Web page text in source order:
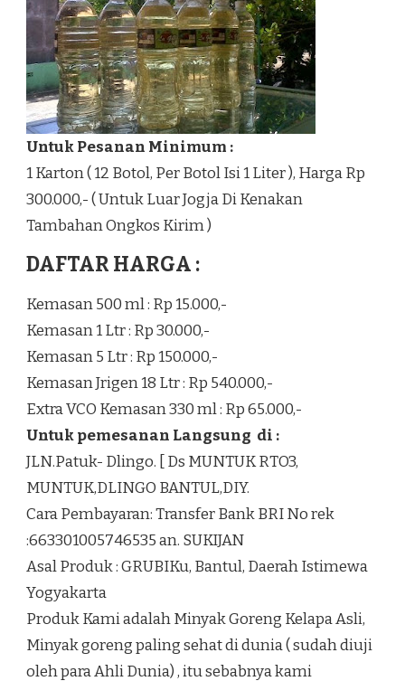
Untuk Pesanan Minimum :
1 Karton ( 12 Botol, Per Botol Isi 1 Liter ), Harga Rp
300.000,- ( Untuk Luar Jogja Di Kenakan
Tambahan Ongkos Kirim )
DAFTAR HARGA :
Kemasan 500 ml : Rp 15.000,-
Kemasan 1 Ltr : Rp 30.000,-
Kemasan 5 Ltr : Rp 150.000,-
Kemasan Jrigen 18 Ltr : Rp 540.000,-
Extra VCO Kemasan 330 ml : Rp 65.000,-
Untuk pemesanan Langsung di :
JLN.Patuk- Dlingo. [ Ds MUNTUK RTO3,
MUNTUK,DLINGO BANTUL,DIY.
Cara Pembayaran: Transfer Bank BRI No rek
:663301005746535 an. SUKIJAN
Asal Produk : GRUBIKu, Bantul, Daerah Istimewa
Yogyakarta
Produk Kami adalah Minyak Goreng Kelapa Asli,
Minyak goreng paling sehat di dunia ( sudah diuji
oleh para Ahli Dunia) , itu sebabnya kami